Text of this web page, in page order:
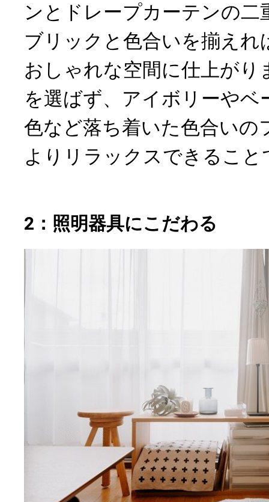
ンとドレープカーテンの二
ブリックと色合いを揃えれ
おしゃれな空間に仕上がり
を選ばず、アイボリーやベ
色など落ち着いた色合いの
よりリラックスできること
2：照明器具にこだわる